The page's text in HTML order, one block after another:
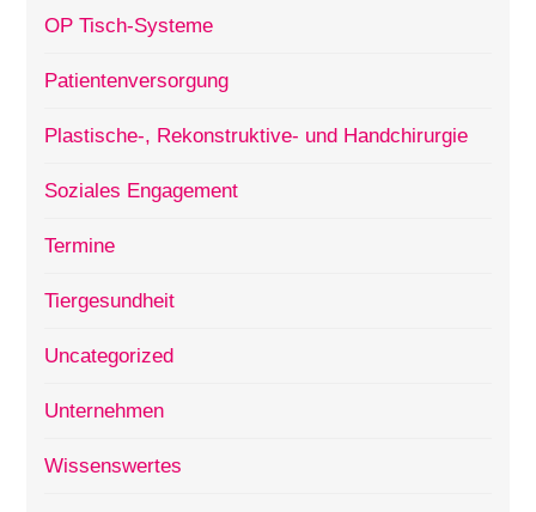
OP Tisch-Systeme
Patientenversorgung
Plastische-, Rekonstruktive- und Handchirurgie
Soziales Engagement
Termine
Tiergesundheit
Uncategorized
Unternehmen
Wissenswertes